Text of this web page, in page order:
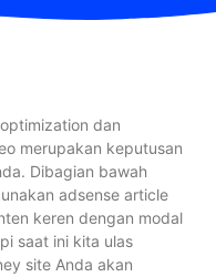
dan
merupakan keputusan
Dibagian bawah
adsense article
keren dengan modal
saat ini kita ulas
site Anda akan